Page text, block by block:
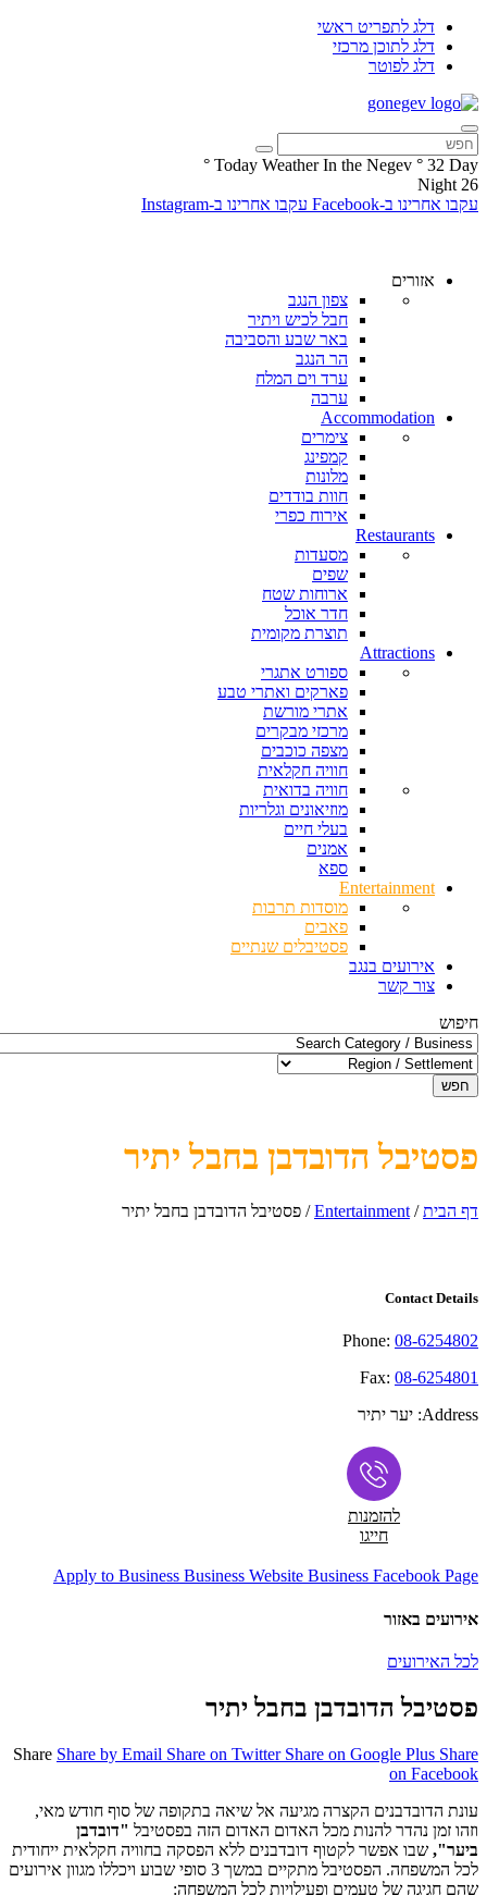
דלג לתפריט ראשי
דלג לתוכן מרכזי
דלג לפוטר
Today Weather In the Negev ° 32 Day
°
26
Night
עקבו אחרינו ב-Facebook
עקבו אחרינו ב-Instagram
אזורים
צפון הנגב
חבל לכיש ויתיר
באר שבע והסביבה
הר הנגב
ערד וים המלח
ערבה
Accommodation
צימרים
קמפינג
מלונות
חוות בודדים
אירוח כפרי
Restaurants
מסעדות
שפים
ארוחות שטח
חדר אוכל
תוצרת מקומית
Attractions
ספורט אתגרי
פארקים ואתרי טבע
אתרי מורשת
מרכזי מבקרים
מצפה כוכבים
חוויה חקלאית
חוויה בדואית
מוזיאונים וגלריות
בעלי חיים
אמנים
ספא
Entertainment
מוסדות תרבות
פאבים
פסטיבלים שנתיים
אירועים בנגב
צור קשר
חיפוש
חפש
פסטיבל הדובדבן בחבל יתיר
דף הבית/
Entertainment
/ פסטיבל הדובדבן בחבל יתיר
Contact Details
Phone: 08-6254802
Fax: 08-6254801
Address: יער יתיר
להזמנות
חייגו
Apply to Business Business Website Business Facebook Page
אירועים באזור
לכל האירועים
פסטיבל הדובדבן בחבל יתיר
Share Share by Email Share on Twitter Share on Google Plus Share
on Facebook
עונת הדובדבנים הקצרה מגיעה אל שיאה בתקופה של סוף חודש מאי,
וזהו זמן נהדר להנות מכל האדום האדום הזה בפסטיבל "דובדבן
ביער", שבו אפשר לקטוף דובדבנים ללא הפסקה בחוויה חקלאית ייחודית
לכל המשפחה. הפסטיבל מתקיים במשך 3 סופי שבוע ויכללו מגוון אירועים
שהם חגיגה של טעמים ופעילויות לכל המשפחה: